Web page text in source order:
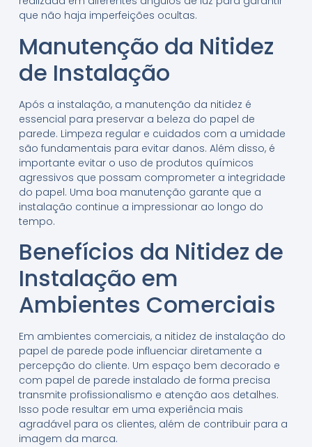
que não haja imperfeições ocultas.
Manutenção da Nitidez
de Instalação
Após a instalação, a manutenção da nitidez é
essencial para preservar a beleza do papel de
parede. Limpeza regular e cuidados com a umidade
são fundamentais para evitar danos. Além disso, é
importante evitar o uso de produtos químicos
agressivos que possam comprometer a integridade
do papel. Uma boa manutenção garante que a
instalação continue a impressionar ao longo do
tempo.
Benefícios da Nitidez de
Instalação em
Ambientes Comerciais
Em ambientes comerciais, a nitidez de instalação do
papel de parede pode influenciar diretamente a
percepção do cliente. Um espaço bem decorado e
com papel de parede instalado de forma precisa
transmite profissionalismo e atenção aos detalhes.
Isso pode resultar em uma experiência mais
agradável para os clientes, além de contribuir para a
imagem da marca.